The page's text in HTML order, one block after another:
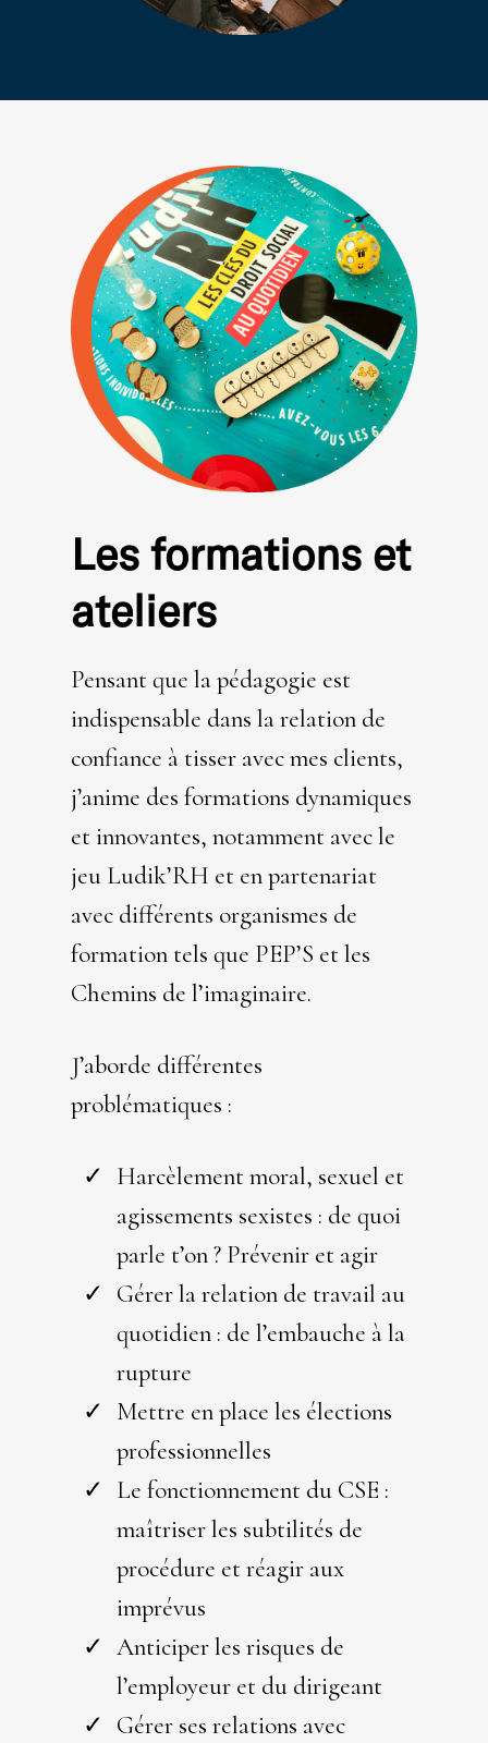
Les formations et
ateliers
Pensant que la pédagogie est
indispensable dans la relation de
confiance à tisser avec mes clients,
j’anime des formations dynamiques
et innovantes, notamment avec le
jeu Ludik’RH et en partenariat
avec différents organismes de
formation tels que PEP’S et les
Chemins de l’imaginaire.
J’aborde différentes
problématiques :
Harcèlement moral, sexuel et
agissements sexistes : de quoi
parle t’on ? Prévenir et agir
Gérer la relation de travail au
quotidien : de l’embauche à la
rupture
Mettre en place les élections
professionnelles
Le fonctionnement du CSE :
maîtriser les subtilités de
procédure et réagir aux
imprévus
Anticiper les risques de
l’employeur et du dirigeant
Gérer ses relations avec